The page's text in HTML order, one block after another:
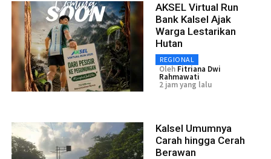
AKSEL Virtual Run
Bank Kalsel Ajak
Warga Lestarikan
Hutan
REGIONAL
Oleh Fitriana Dwi
Rahmawati
2 jam yang lalu
Kalsel Umumnya
Carah hingga Cerah
Berawan